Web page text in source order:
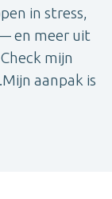
in stress,
en meer uit
mijn
aanpak is